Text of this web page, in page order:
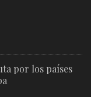
por los países